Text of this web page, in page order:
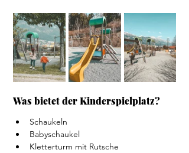
Was bietet der Kinderspielplatz?
Schaukeln
Babyschaukel
Kletterturm mit Rutsche